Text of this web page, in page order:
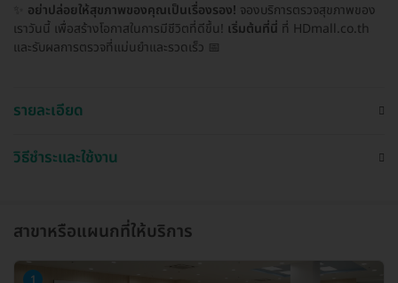
อย่าปล่อยให้สุขภาพของคุณเป็นเรื่องรอง! จองบริการตรวจสุขภาพของ
เราวันนี้ เพื่อสร้างโอกาสในการมีชีวิตที่ดีขึ้น! เริ่มต้นที่นี่ ที่ HDmall.co.th
และรับผลการตรวจที่แม่นยำและรวดเร็ว 📅
รายละเอียด
วิธีชำระและใช้งาน
สาขาหรือแผนกที่ให้บริการ
1